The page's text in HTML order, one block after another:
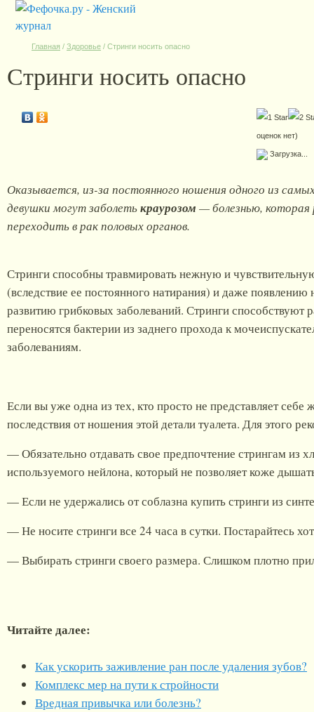
Главная / Здоровье / Стринги носить опасно
Стринги носить опасно
оценок нет)
Загрузка...
Оказывается, из-за постоянного ношения одного из
девушки могут заболетькраурозом — болезнью,
переходить в рак половых органов.
Стринги способны травмировать нежную и
(вследствие ее постоянного натирания) и даже
развитию грибковых заболеваний. Стринги
переносятся бактерии из заднего прохода к
заболеваниям.
Если вы уже одна из тех, кто просто не представляет
последствия от ношения этой детали туалета. Для этого
— Обязательно отдавать свое предпочтение стрингам из
используемого нейлона, который не позволяет коже
— Если не удержались от соблазна купить стринги из
— Не носите стринги все 24 часа в сутки. Постарайтесь
— Выбирать стринги своего размера. Слишком плотно
Читайте далее:
Как ускорить заживление ран после удаления зубов?
Комплекс мер на пути к стройности
Вредная привычка или болезнь?